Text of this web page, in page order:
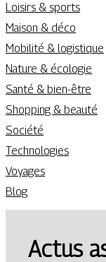
Loisirs & sports
Maison & déco
Mobilité & logistique
Nature & écologie
Santé & bien-être
Shopping & beauté
Société
Technologies
Voyages
Blog
Actus